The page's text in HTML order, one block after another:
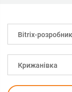
Bitrix-розробник
Крижанівка